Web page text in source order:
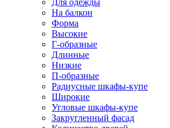
Для одежды
На балкон
Форма
Высокие
Г-образные
Длинные
Низкие
П-образные
Радиусные шкафы-купе
Широкие
Угловые шкафы-купе
Закругленный фасад